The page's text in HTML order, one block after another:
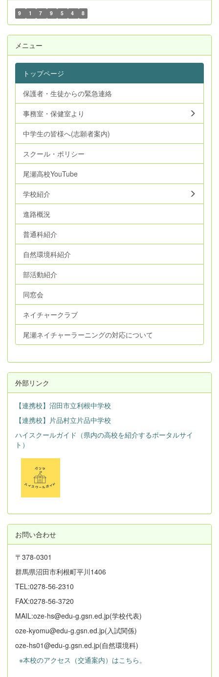
9 1 7 9 5 4 8
メニュー
トップページ
保護者・生徒からの緊急連絡
事務室・保健室より
中学生の皆様へ(志願者案内)
スクール・ポリシー
尾瀬高校YouTube
学校紹介
進路概況
普通科紹介
自然環境科紹介
部活動紹介
同窓会
ネイチャークラブ
尾瀬ネイチャーラーニングの対応について
外部リンク
【連携校】沼田市立利根中学校
【連携校】片品村立片品中学校
ハイスクールガイド（県内の高校を紹介するポータルサイ
ト）
お問い合わせ
〒378-0301
群馬県沼田市利根町平川1406
TEL:0278-56-2310
FAX:0278-56-3720
MAIL:oze-hs@edu-g.gsn.ed.jp(学校代表)
oze-kyomu@edu-g.gsn.ed.jp(入試関係)
oze-hs01@edu-g.gsn.ed.jp(自然環境科)
※本校のアクセス（交通案内）はこちら。